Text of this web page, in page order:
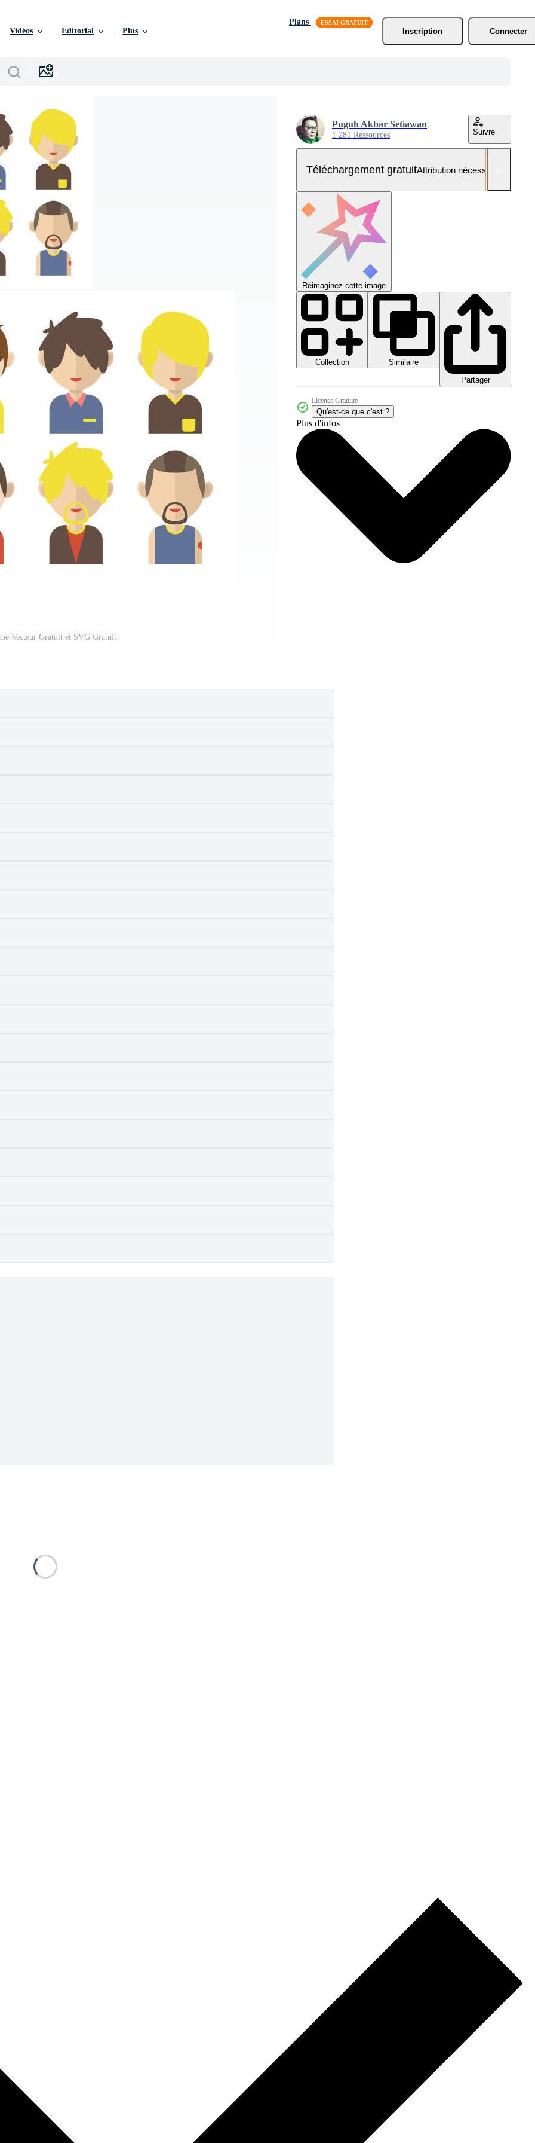
Vidéos Editorial Plus
Plans
Inscription
Connecter
Vecteur Gratuit et SVG Gratuit
Puguh Akbar Setiawan
1 281 Ressources Suivre
Téléchargement gratuitAttribution nécessaire
Réimaginez cette image
Collection
Similaire
Partager
Licence Gratuite
Qu'est-ce que c'est ?
Plus d'infos